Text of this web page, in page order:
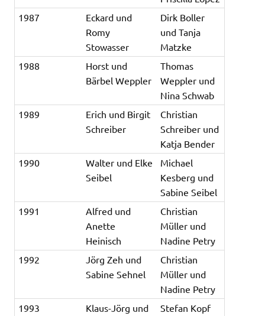
1987
Eckard und
Romy
Stowasser
Dirk Boller
und Tanja
Matzke
1988
Horst und
Bärbel Weppler
Thomas
Weppler und
Nina Schwab
1989
Erich und Birgit
Schreiber
Christian
Schreiber und
Katja Bender
1990
Walter und Elke
Seibel
Michael
Kesberg und
Sabine Seibel
1991
Alfred und
Anette
Heinisch
Christian
Müller und
Nadine Petry
1992
Jörg Zeh und
Sabine Sehnel
Christian
Müller und
Nadine Petry
1993
Klaus-Jörg und
Stefan Kopf